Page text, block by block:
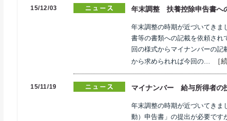
15/12/03 年末調整 扶養控除申告書へ
年末調整の時期が近づいてきま
書等の書類への記載を依頼され
回の様式からマイナンバーの
から求められれば今回の…
［
15/11/19 マイナンバー 給与所得者の
年末調整の時期が近づいてきま
動）申告書」の提出が必要です